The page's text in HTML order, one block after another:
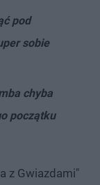
pod
sobie
chyba
początku
z Gwiazdami"